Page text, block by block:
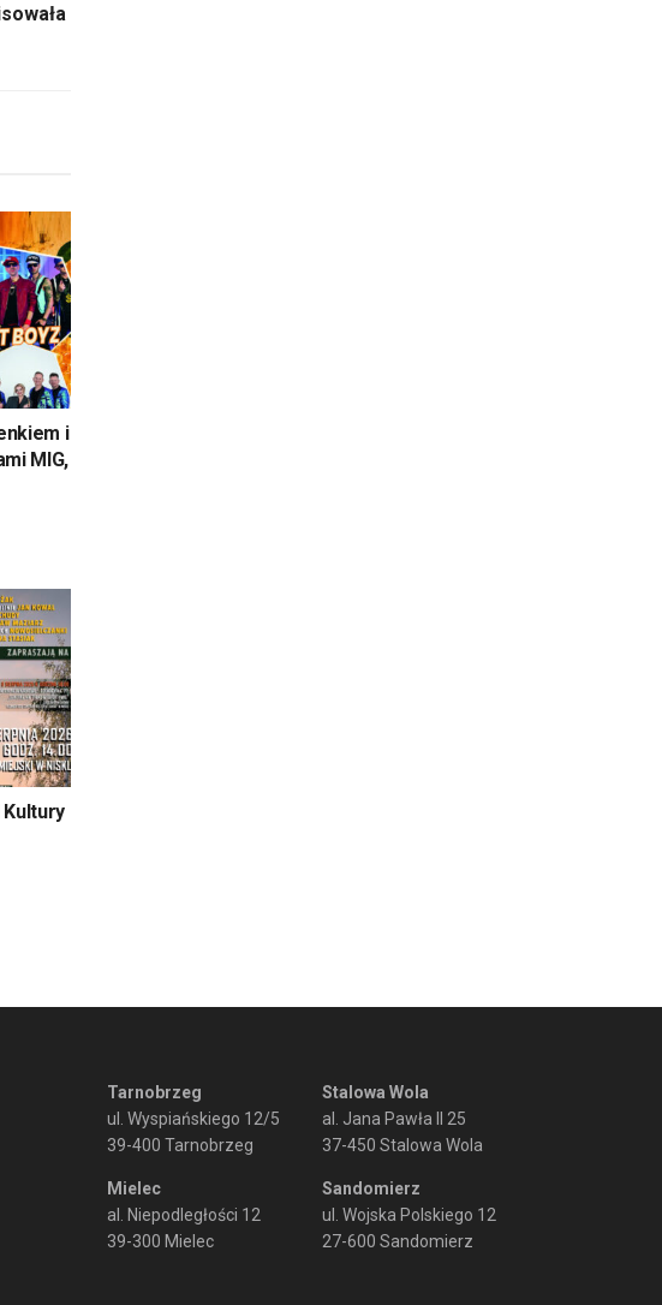
i
MIG,
Kultury
Tarnobrzeg
ul. Wyspiańskiego 12/5
39-400 Tarnobrzeg
Mielec
al. Niepodległości 12
39-300 Mielec
Stalowa Wola
al. Jana Pawła II 25
37-450 Stalowa Wola
Sandomierz
ul. Wojska Polskiego 12
27-600 Sandomierz